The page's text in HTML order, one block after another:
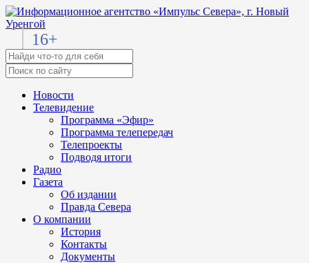
16+
Новости
Телевидение
Программа «Эфир»
Программа телепередач
Телепроекты
Подводя итоги
Радио
Газета
Об издании
Правда Севера
О компании
История
Контакты
Документы